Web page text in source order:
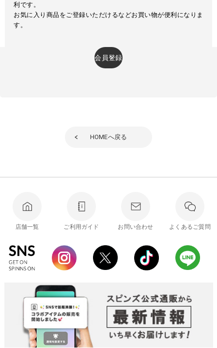
利です。
お気に入り商品をご登録いただけるなどお買い物が便利になりま
す。
会員登録
HOMEへ戻る
店舗一覧 ご利用ガイド お問い合わせ よくあるご質問